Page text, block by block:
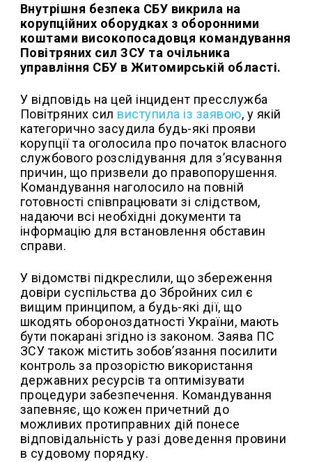
Внутрішня безпека СБУ викрила на
корупційних оборудках з оборонними
коштами високопосадовця командування
Повітряних сил ЗСУ та очільника
управління СБУ в Житомирській області.
У відповідь на цей інцидент пресслужба
Повітряних сил виступила із заявою, у якій
категорично засудила будь-які прояви
корупції та оголосила про початок власного
службового розслідування для з’ясування
причин, що призвели до правопорушення.
Командування наголосило на повній
готовності співпрацювати зі слідством,
надаючи всі необхідні документи та
інформацію для встановлення обставин
справи.
У відомстві підкреслили, що збереження
довіри суспільства до Збройних сил є
вищим принципом, а будь-які дії, що
шкодять обороноздатності України, мають
бути покарані згідно із законом. Заява ПС
ЗСУ також містить зобов’язання посилити
контроль за прозорістю використання
державних ресурсів та оптимізувати
процедури забезпечення. Командування
запевняє, що кожен причетний до
можливих протиправних дій понесе
відповідальність у разі доведення провини
в судовому порядку.